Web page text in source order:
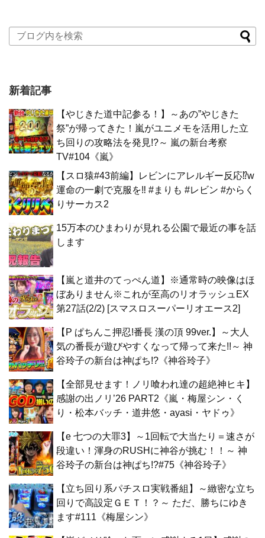
新着記事
【やじきた道中記参る！】～あの”やじきた
祭”が帰ってきた！嵐がユニメモを活用した立
ち回りの攻略法を発見!?～ 嵐の新台考察
TV#104《嵐》
【スロ猿#43前編】レビンにアレルギー反応⁉w
運命の一劇で克服を‼ #まりも #レビン #からく
りサーカス2
15万本のひまわりが見れる公園で最近の事を話
します
【嵐と道井のてっぺん道】※通常時の映像はほ
ぼありません※これが至高のリオラッシュEX
第27話(2/2) [スマスロスーパーリオエース2]
【P ぱちんこ押忍!番長 漢の頂 99ver.】～大人
気の番長が遊びやすくなって帰って来た!!～ 神
谷玲子の新台は神ぱち!?《神谷玲子》
【全部見せます！ノリ喰われ達の超絶神ヒキ】
感謝の出ノリ’26 PART2《嵐・梅屋シン・く
り・松本バッチ・道井悠・ayasi・ヤドゥ》
【e 七つの大罪3】～1回転で大当たり＝速さが
段違い！渾身のRUSHに神谷が挑む！！～ 神
谷玲子の新台は神ぱち!?#75《神谷玲子》
【立ち回り系パチスロ実戦番組】～緻密な立ち
回りで高設定ＧＥＴ！？～ ただ、勝ちにゆき
ます#111《梅屋シン》